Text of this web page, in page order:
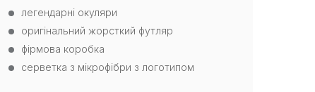
легендарні окуляри
оригінальний жорсткий футляр
фірмова коробка
серветка з мікрофібри з логотипом